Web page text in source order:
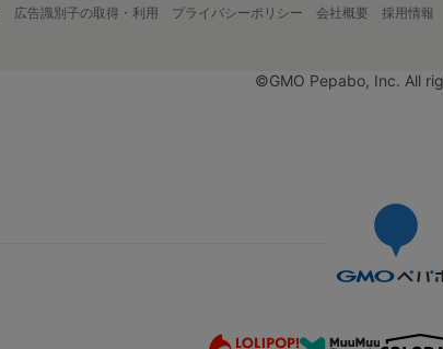
広告識別子の取得・利用 プライバシーポリシー 会社概要 採用情報
©GMO Pepabo, Inc. All